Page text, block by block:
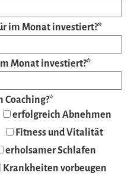
im Monat investiert?*
Monat investiert?*
Coaching?*
erfolgreich Abnehmen
Fitness und Vitalität
erholsamer Schlafen
Krankheiten vorbeugen